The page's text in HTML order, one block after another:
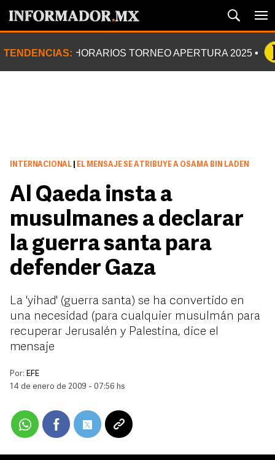
TENDENCIAS: HORARIOS TORNEO APERTURA 2025
INTERNACIONAL EL MENSAJE SE ATRIBUYE A OSAMA BIN LADEN
Al Qaeda insta a
musulmanes a declarar
la guerra santa para
defender Gaza
La 'yihad' (guerra santa) se ha convertido en
una necesidad (para cualquier musulmán para
recuperar Jerusalén y Palestina, dice el
mensaje
Por: EFE
14 de enero de 2009 - 07:56 hs